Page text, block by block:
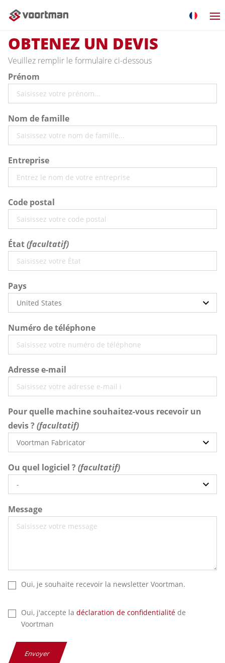
OBTENEZ UN DEVIS
Veuillez remplir le formulaire ci-dessous
Prénom
Nom de famille
Entreprise
Code postal
État
Pays
Numéro de téléphone
Adresse e-mail
Pour quelle machine souhaitez-vous recevoir un
devis ?
Ou quel logiciel ?
Message
Oui, je souhaite recevoir la newsletter Voortman.
Oui, j'accepte la déclaration de confidentialité de
Voortman
Envoyer